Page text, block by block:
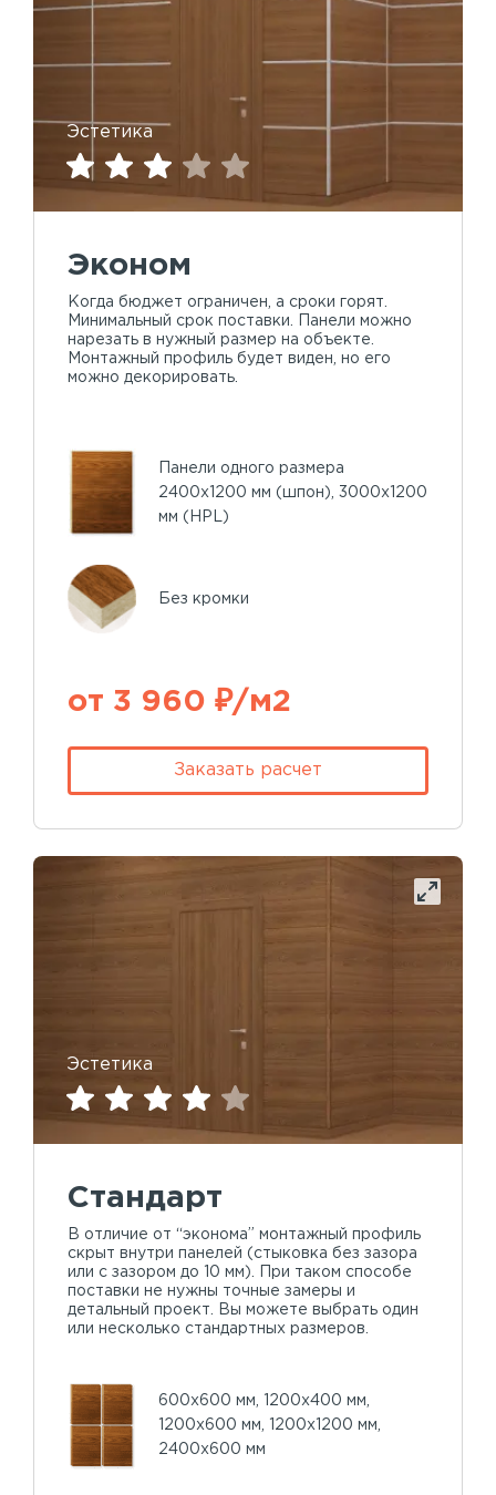
Эстетика
Эконом
Когда бюджет ограничен, а сроки горят.
Минимальный срок поставки. Панели можно
нарезать в нужный размер на объекте.
Монтажный профиль будет виден, но его
можно декорировать.
Панели одного размера
2400х1200 мм (шпон), 3000х1200
мм (HPL)
Без кромки
от 3 960 ₽/м2
Заказать расчет
Эстетика
Стандарт
В отличие от “эконома” монтажный профиль
скрыт внутри панелей (стыковка без зазора
или с зазором до 10 мм). При таком способе
поставки не нужны точные замеры и
детальный проект. Вы можете выбрать один
или несколько стандартных размеров.
600х600 мм, 1200х400 мм,
1200х600 мм, 1200х1200 мм,
2400х600 мм